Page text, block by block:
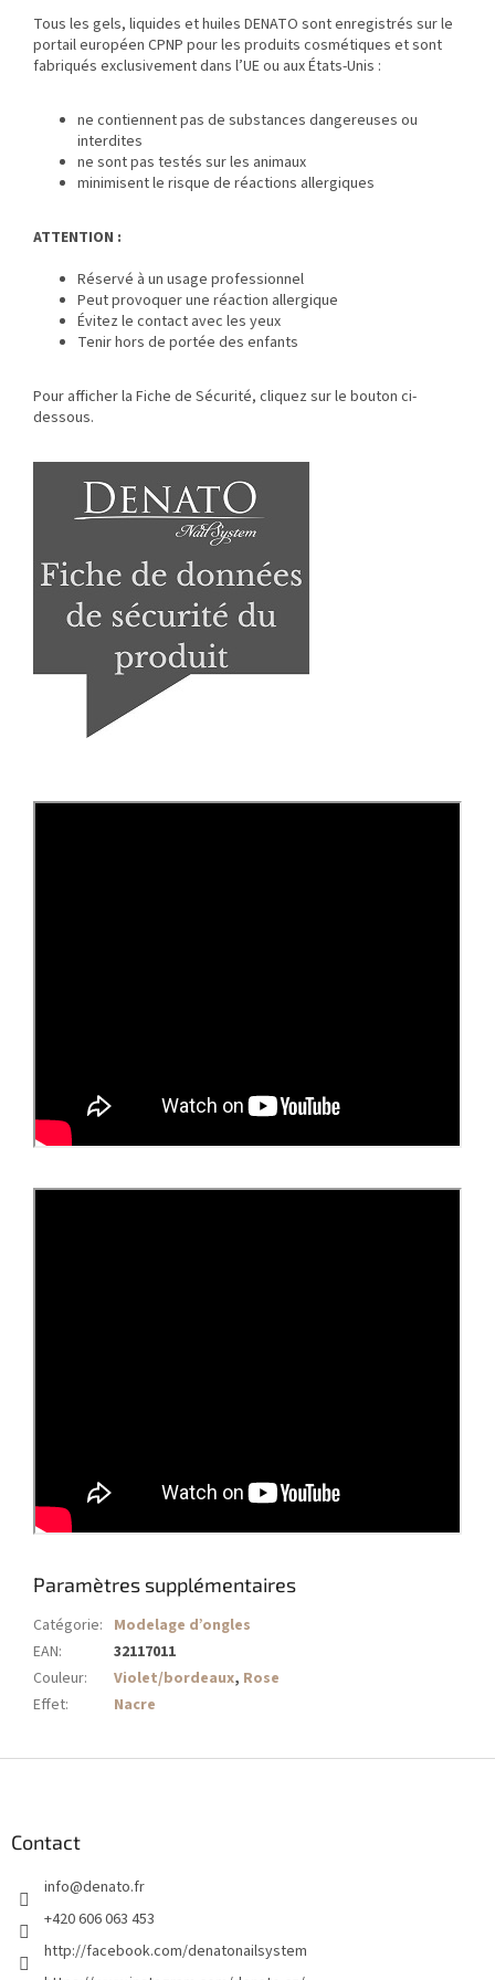
Tous les gels, liquides et huiles DENATO sont enregistrés sur le
portail européen CPNP pour les produits cosmétiques et sont
fabriqués exclusivement dans l’UE ou aux États-Unis :
ne contiennent pas de substances dangereuses ou
interdites
ne sont pas testés sur les animaux
minimisent le risque de réactions allergiques
ATTENTION :
Réservé à un usage professionnel
Peut provoquer une réaction allergique
Évitez le contact avec les yeux
Tenir hors de portée des enfants
Pour afficher la Fiche de Sécurité, cliquez sur le bouton ci-
dessous.
Paramètres supplémentaires
Catégorie: Modelage d’ongles
EAN:
32117011
Couleur: Violet/bordeaux, Rose
Effet: Nacre
Contact
info@denato.fr
+420 606 063 453
http://facebook.com/denatonailsystem